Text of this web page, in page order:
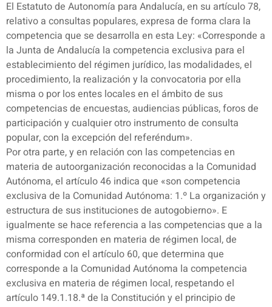
El Estatuto de Autonomía para Andalucía, en su artículo 78,
relativo a consultas populares, expresa de forma clara la
competencia que se desarrolla en esta Ley: «Corresponde a
la Junta de Andalucía la competencia exclusiva para el
establecimiento del régimen jurídico, las modalidades, el
procedimiento, la realización y la convocatoria por ella
misma o por los entes locales en el ámbito de sus
competencias de encuestas, audiencias públicas, foros de
participación y cualquier otro instrumento de consulta
popular, con la excepción del referéndum».
Por otra parte, y en relación con las competencias en
materia de autoorganización reconocidas a la Comunidad
Autónoma, el artículo 46 indica que «son competencia
exclusiva de la Comunidad Autónoma: 1.º La organización y
estructura de sus instituciones de autogobierno». E
igualmente se hace referencia a las competencias que a la
misma corresponden en materia de régimen local, de
conformidad con el artículo 60, que determina que
corresponde a la Comunidad Autónoma la competencia
exclusiva en materia de régimen local, respetando el
artículo 149.1.18.ª de la Constitución y el principio de